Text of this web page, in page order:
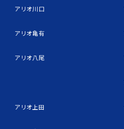
アリオ川口
アリオ亀有
アリオ八尾
アリオ上田